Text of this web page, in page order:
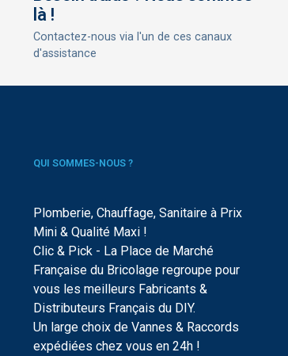
là !
Contactez-nous via l'un de ces canaux
d'assistance
QUI SOMMES-NOUS ?
Plomberie, Chauffage, Sanitaire à Prix
Mini & Qualité Maxi !
Clic & Pick - La Place de Marché
Française du Bricolage regroupe pour
vous les meilleurs Fabricants &
Distributeurs Français du DIY.
Un large choix de Vannes & Raccords
expédiées chez vous en 24h !